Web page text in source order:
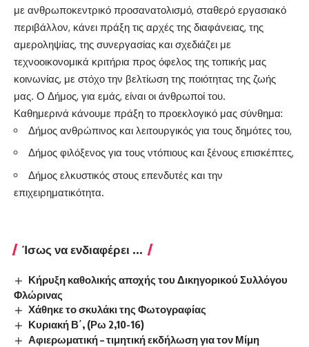
με ανθρωποκεντρικό προσανατολισμό, σταθερό εργασιακό
περιβάλλον, κάνει πράξη τις αρχές της διαφάνειας, της
αμεροληψίας, της συνεργασίας και σχεδιάζει με
τεχνοοικονομικά κριτήρια προς όφελος της τοπικής μας
κοινωνίας, με στόχο την βελτίωση της ποιότητας της ζωής
μας. Ο Δήμος, για εμάς, είναι οι άνθρωποί του.
Καθημερινά κάνουμε πράξη το προεκλογικό μας σύνθημα:
Δήμος ανθρώπινος και λειτουργικός για τους δημότες του,
Δήμος φιλόξενος για τους ντόπιους και ξένους επισκέπτες,
Δήμος ελκυστικός στους επενδυτές και την
επιχειρηματικότητα.
Ίσως να ενδιαφέρει ...
Κήρυξη καθολικής αποχής του Δικηγορικού Συλλόγου
Φλώρινας
Χάθηκε το σκυλάκι της Φωτογραφίας
Κυριακή Β΄, (Ρω 2,10-16)
Αφιερωματική – τιμητική εκδήλωση για τον Μίμη